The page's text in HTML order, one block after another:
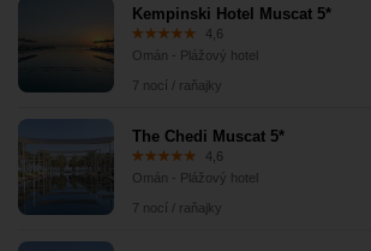
Kempinski Hotel Muscat 5*
4,6
Omán - Plážový hotel
7 nocí / raňajky
The Chedi Muscat 5*
4,6
Omán - Plážový hotel
7 nocí / raňajky